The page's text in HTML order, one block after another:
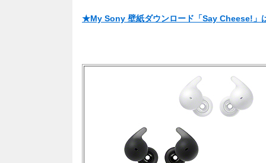
★My Sony 壁紙ダウンロード「Say Cheese!」